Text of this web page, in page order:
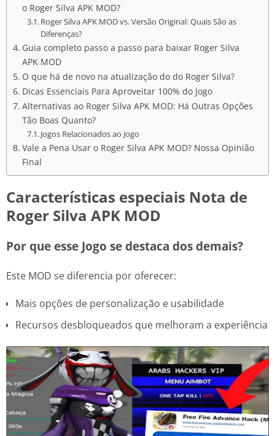
o Roger Silva APK MOD?
Roger Silva APK MOD vs. Versão Original: Quais São as
Diferenças?
Guia completo passo a passo para baixar Roger Silva
APK MOD
O que há de novo na atualização do do Roger Silva?
Dicas Essenciais Para Aproveitar 100% do Jogo
Alternativas ao Roger Silva APK MOD: Há Outras Opções
Tão Boas Quanto?
Jogos Relacionados ao Jogo
Vale a Pena Usar o Roger Silva APK MOD? Nossa Opinião
Final
Características especiais Nota de
Roger Silva APK MOD
Por que esse Jogo se destaca dos demais?
Este MOD se diferencia por oferecer:
Mais opções de personalização e usabilidade
Recursos desbloqueados que melhoram a experiência